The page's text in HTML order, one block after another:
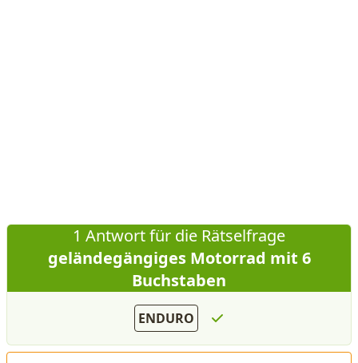
1 Antwort für die Rätselfrage
geländegängiges Motorrad mit 6
Buchstaben
ENDURO